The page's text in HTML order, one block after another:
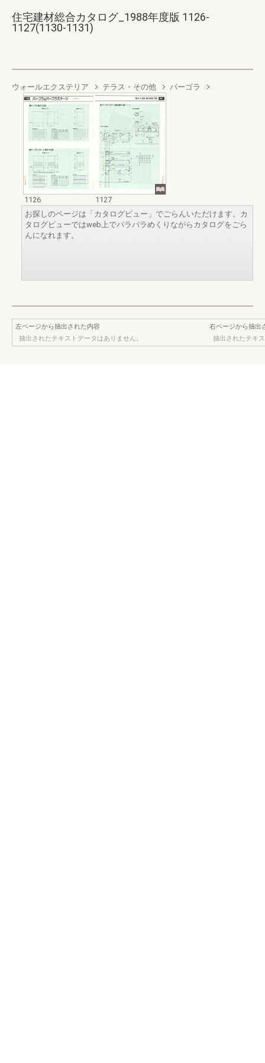
住宅建材総合カタログ_1988年度版 1126-
1127(1130-1131)
ウォールエクステリア テラス・その他 パーゴラ
1126
1127
お探しのページは「カタログビュー」でごらんいただけます。カ
タログビューではweb上でパラパラめくりながらカタログをごら
んになれます。
左ページから抽出された内容
抽出されたテキストデータはありません。
右ページから抽出
抽出されたテキ